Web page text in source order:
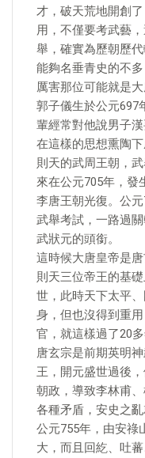
才，破天荒地開創
用，不僅要考武藝
舉，確實為歷朝歷
能夠名垂青史的不
厲害那位可能就是大
郭子儀生於公元697
輩經常對他說男子
在這樣的思想熏陶
則天的武周王朝，
來在公元705年，發
李唐王朝光復。公
武舉考試，一路過
武狀元的頭銜。
這時候大唐皇帝是
則天三位帝王的基
世，此時天下太平
身，但也沒得到重
官，就這樣過了20多
唐玄宗是前期英明
王，開元盛世過後
朝政，導致李林甫
各種矛盾，安史之
公元755年，由安祿
大，而且回紇、吐